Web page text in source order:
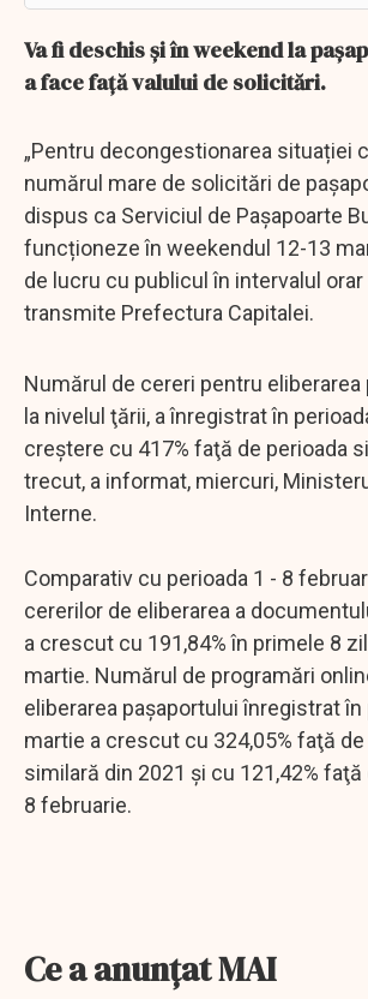
Va fi deschis şi în weekend la
a face faţă valului de solicitări.
„Pentru decongestionarea situației
numărul mare de solicitări de
dispus ca Serviciul de Pașapoarte
funcționeze în weekendul 12-13
de lucru cu publicul în intervalul orar
transmite Prefectura Capitalei.
Numărul de cereri pentru eliberarea
la nivelul ţării, a înregistrat în
creştere cu 417% faţă de perioada
trecut, a informat, miercuri,
Interne.
Comparativ cu perioada 1 - 8
cererilor de eliberarea a
a crescut cu 191,84% în primele 8
martie. Numărul de programări
eliberarea paşaportului înregistrat în
martie a crescut cu 324,05% faţă de
similară din 2021 şi cu 121,42% faţă
8 februarie.
Ce a anunţat MAI